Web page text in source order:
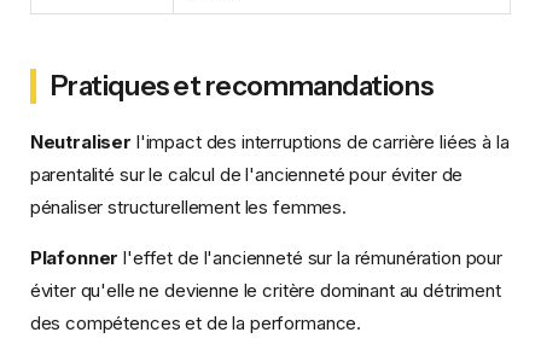
Pratiques et recommandations
Neutraliser l'impact des interruptions de carrière liées à la
parentalité sur le calcul de l'ancienneté pour éviter de
pénaliser structurellement les femmes.
Plafonner l'effet de l'ancienneté sur la rémunération pour
éviter qu'elle ne devienne le critère dominant au détriment
des compétences et de la performance.